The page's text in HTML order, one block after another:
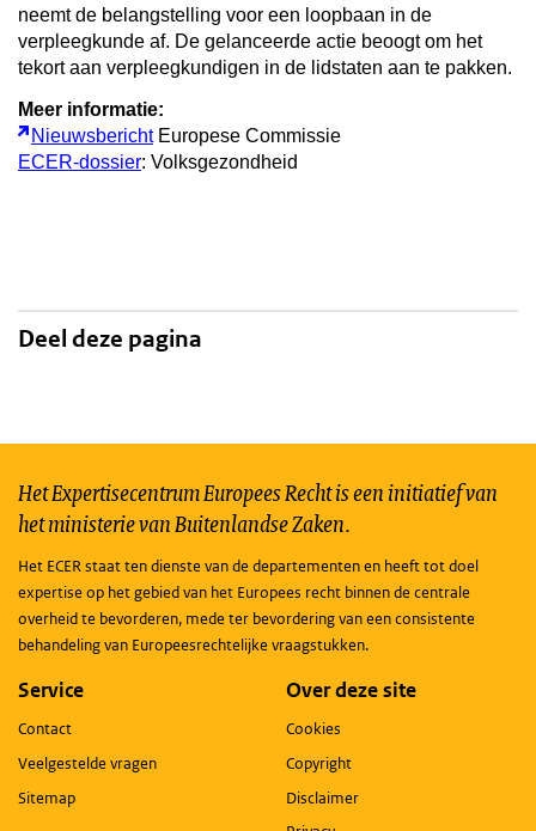
neemt de belangstelling voor een loopbaan in de
verpleegkunde af. De gelanceerde actie beoogt om het
tekort aan verpleegkundigen in de lidstaten aan te pakken.
Meer informatie:
NieuwsberichtEuropese Commissie
ECER-dossier: Volksgezondheid
Deel deze pagina
Het Expertisecentrum Europees Recht is een initiatief van
het ministerie van Buitenlandse Zaken.
Het ECER staat ten dienste van de departementen en heeft tot doel
expertise op het gebied van het Europees recht binnen de centrale
overheid te bevorderen, mede ter bevordering van een consistente
behandeling van Europeesrechtelijke vraagstukken.
Service
Contact
Veelgestelde vragen
Sitemap
Over deze site
Cookies
Copyright
Disclaimer